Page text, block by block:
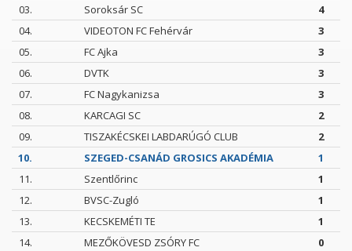
03.
Soroksár SC
4
04.
VIDEOTON FC Fehérvár
3
05.
FC Ajka
3
06.
DVTK
3
07.
FC Nagykanizsa
3
08.
KARCAGI SC
2
09.
TISZAKÉCSKEI LABDARÚGÓ CLUB
2
10.
SZEGED-CSANÁD GROSICS AKADÉMIA
1
11.
Szentlőrinc
1
12.
BVSC-Zugló
1
13.
KECSKEMÉTI TE
1
14.
MEZŐKÖVESD ZSÓRY FC
0